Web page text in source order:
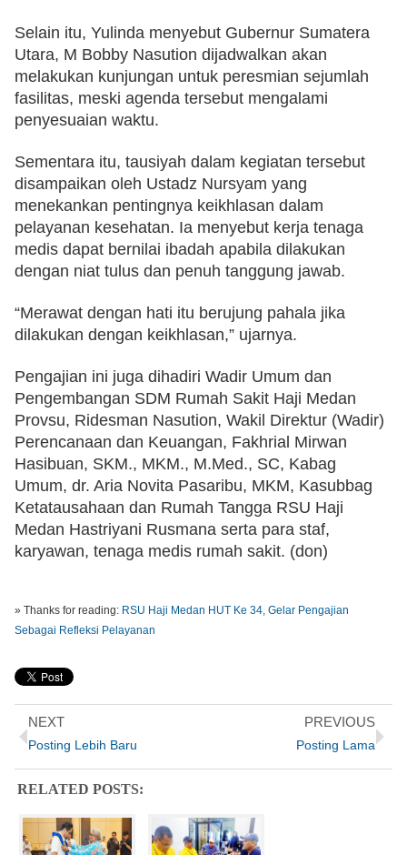
Selain itu, Yulinda menyebut Gubernur Sumatera
Utara, M Bobby Nasution dijadwalkan akan
melakukan kunjungan untuk peresmian sejumlah
fasilitas, meski agenda tersebut mengalami
penyesuaian waktu.
Sementara itu, tausiyah dalam kegiatan tersebut
disampaikan oleh Ustadz Nursyam yang
menekankan pentingnya keikhlasan dalam
pelayanan kesehatan. Ia menyebut kerja tenaga
medis dapat bernilai ibadah apabila dilakukan
dengan niat tulus dan penuh tanggung jawab.
“Merawat dengan hati itu berujung pahala jika
dilakukan dengan keikhlasan,” ujarnya.
Pengajian ini juga dihadiri Wadir Umum dan
Pengembangan SDM Rumah Sakit Haji Medan
Provsu, Ridesman Nasution, Wakil Direktur (Wadir)
Perencanaan dan Keuangan, Fakhrial Mirwan
Hasibuan, SKM., MKM., M.Med., SC, Kabag
Umum, dr. Aria Novita Pasaribu, MKM, Kasubbag
Ketatausahaan dan Rumah Tangga RSU Haji
Medan Hastriyani Rusmana serta para staf,
karyawan, tenaga medis rumah sakit. (don)
» Thanks for reading: RSU Haji Medan HUT Ke 34, Gelar Pengajian
Sebagai Refleksi Pelayanan
NEXT
Posting Lebih Baru
PREVIOUS
Posting Lama
RELATED POSTS: